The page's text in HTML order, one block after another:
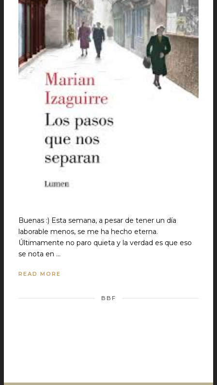
Buenas :) Esta semana, a pesar de tener un día
laborable menos, se me ha hecho eterna.
Últimamente no paro quieta y la verdad es que eso
se nota en …
READ MORE
BBF